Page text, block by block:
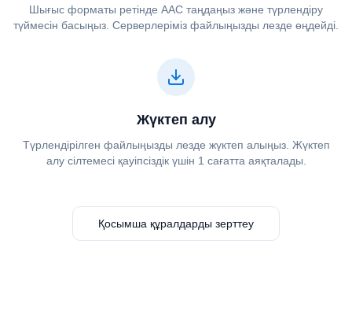
Шығыс форматы ретінде ⁦⁦AAC⁩⁩ таңдаңыз және түрлендіру
түймесін басыңыз. Серверлеріміз файлыңызды лезде өңдейді.
Жүктеп алу
Түрлендірілген файлыңызды лезде жүктеп алыңыз. Жүктеп
алу сілтемесі қауіпсіздік үшін 1 сағатта аяқталады.
Қосымша құралдарды зерттеу